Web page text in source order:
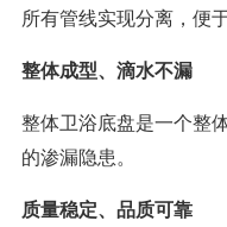
所有管线实现分离，便
整体成型、滴水不漏
整体卫浴底盘是一个整
的渗漏隐患。
质量稳定、品质可靠